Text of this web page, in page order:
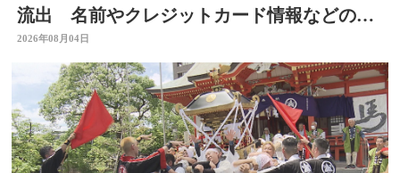
流出 名前やクレジットカード情報などの可
能性 大分
2026年08月04日